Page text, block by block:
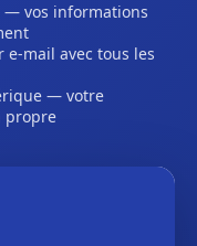
— vos informations
e-mail avec tous les
— votre
propre